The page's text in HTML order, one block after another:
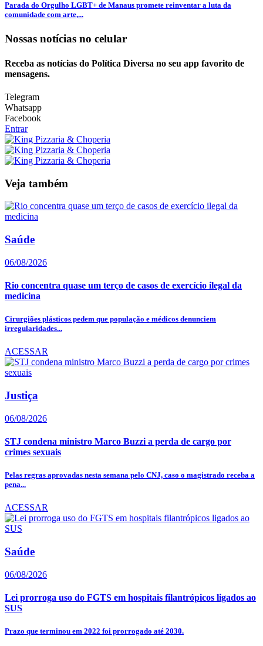
Parada do Orgulho LGBT+ de Manaus promete reinventar a luta da
comunidade com arte,...
Nossas notícias no celular
Receba as notícias do Política Diversa no seu app favorito de
mensagens.
Telegram
Whatsapp
Facebook
Entrar
Veja também
Saúde
06/08/2026
Rio concentra quase um terço de casos de exercício ilegal da
medicina
Cirurgiões plásticos pedem que população e médicos denunciem
irregularidades...
ACESSAR
Justiça
06/08/2026
STJ condena ministro Marco Buzzi a perda de cargo por
crimes sexuais
Pelas regras aprovadas nesta semana pelo CNJ, caso o magistrado receba a
pena...
ACESSAR
Saúde
06/08/2026
Lei prorroga uso do FGTS em hospitais filantrópicos ligados ao
SUS
Prazo que terminou em 2022 foi prorrogado até 2030.